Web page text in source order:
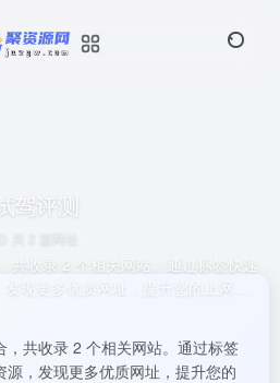
驾评测
共收录 2 个相关网站。通过标签快速
现更多优质网址，提升您的上网效
，共收录 2 个相关网站。通过标签
，发现更多优质网址，提升您的